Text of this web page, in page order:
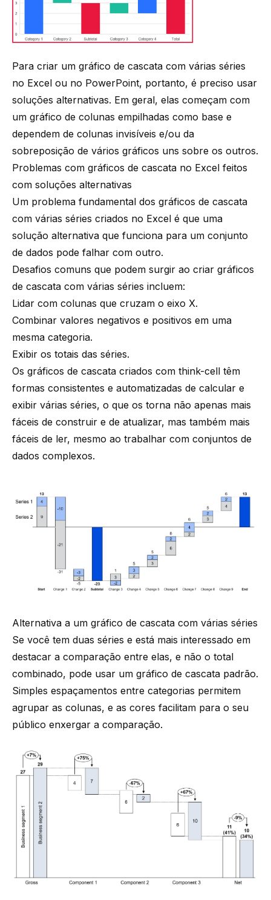
Para criar um gráfico de cascata com várias séries
no Excel ou no PowerPoint, portanto, é preciso usar
soluções alternativas. Em geral, elas começam com
um gráfico de colunas empilhadas como base e
dependem de colunas invisíveis e/ou da
sobreposição de vários gráficos uns sobre os outros.
Problemas com gráficos de cascata no Excel feitos
com soluções alternativas
Um problema fundamental dos gráficos de cascata
com várias séries criados no Excel é que uma
solução alternativa que funciona para um conjunto
de dados pode falhar com outro.
Desafios comuns que podem surgir ao criar gráficos
de cascata com várias séries incluem:
Lidar com colunas que cruzam o eixo X.
Combinar valores negativos e positivos em uma
mesma categoria.
Exibir os totais das séries.
Os gráficos de cascata criados com think-cell têm
formas consistentes e automatizadas de calcular e
exibir várias séries, o que os torna não apenas mais
fáceis de construir e de atualizar, mas também mais
fáceis de ler, mesmo ao trabalhar com conjuntos de
dados complexos.
Alternativa a um gráfico de cascata com várias séries
Se você tem duas séries e está mais interessado em
destacar a comparação entre elas, e não o total
combinado, pode usar um gráfico de cascata padrão.
Simples espaçamentos entre categorias permitem
agrupar as colunas, e as cores facilitam para o seu
público enxergar a comparação.